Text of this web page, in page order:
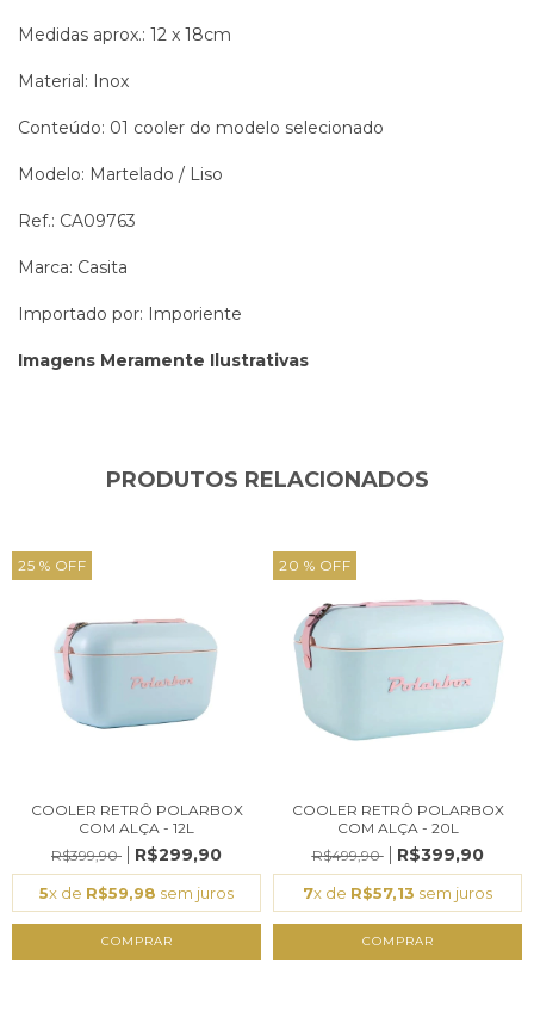
Medidas aprox.: 12 x 18cm
Material: Inox
Conteúdo: 01 cooler do modelo selecionado
Modelo: Martelado / Liso
Ref.: CA09763
Marca: Casita
Importado por: Imporiente
Imagens Meramente Ilustrativas
PRODUTOS RELACIONADOS
25 % OFF
COOLER RETRÔ POLARBOX
COM ALÇA - 12L
R$399,90
R$299,90
5x de R$59,98 sem juros
20 % OFF
COOLER RETRÔ POLARBOX
COM ALÇA - 20L
R$499,90
R$399,90
7x de R$57,13 sem juros